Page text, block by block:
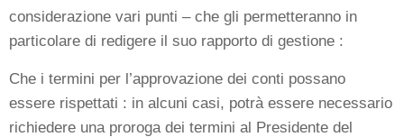
considerazione vari punti – che gli permetteranno in
particolare di redigere il suo rapporto di gestione :
Che i termini per l’approvazione dei conti possano
essere rispettati : in alcuni casi, potrà essere necessario
richiedere una proroga dei termini al Presidente del